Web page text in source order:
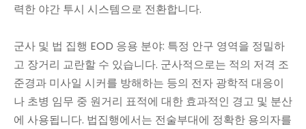
력한 야간 투시 시스템으로 전환합니다.
군사 및 법 집행 EOD 응용 분야: 특정 안구 영역을 정밀하
고 장거리 교란할 수 있습니다. 군사적으로는 적의 저격 조
준경과 미사일 시커를 방해하는 등의 전자 광학적 대응이
나 초병 임무 중 원거리 표적에 대한 효과적인 경고 및 분산
에 사용됩니다. 법집행에서는 전술부대에 정확한 용의자를